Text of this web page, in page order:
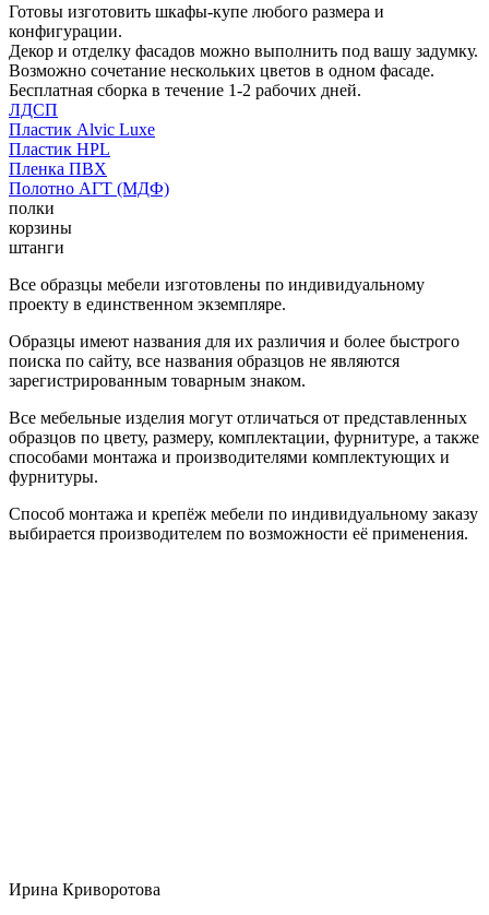
Готовы изготовить шкафы-купе любого размера и
конфигурации.
Декор и отделку фасадов можно выполнить под вашу задумку.
Возможно сочетание нескольких цветов в одном фасаде.
Бесплатная сборка в течение 1-2 рабочих дней.
ЛДСП
Пластик Alvic Luxe
Пластик HPL
Пленка ПВХ
Полотно АГТ (МДФ)
полки
корзины
штанги
Все образцы мебели изготовлены по индивидуальному
проекту в единственном экземпляре.
Образцы имеют названия для их различия и более быстрого
поиска по сайту, все названия образцов не являются
зарегистрированным товарным знаком.
Все мебельные изделия могут отличаться от представленных
образцов по цвету, размеру, комплектации, фурнитуре, а также
способами монтажа и производителями комплектующих и
фурнитуры.
Способ монтажа и крепёж мебели по индивидуальному заказу
выбирается производителем по возможности её применения.
Ирина Криворотова